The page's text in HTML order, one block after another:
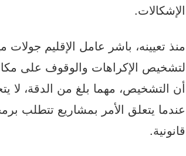
الإشكالات.
منذ تعيينه، باشر عامل الإقليم
لتشخيص الإكراهات والوقوف على
أن التشخيص، مهما بلغ من الدقة،
عندما يتعلق الأمر بمشاريع تتطلب
قانونية.